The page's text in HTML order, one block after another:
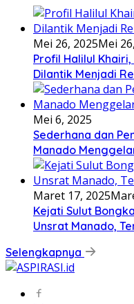
Mei 26, 2025Mei
Profil Halilul Khairi,
Dilantik Menjadi
Mei 6, 2025
Sederhana dan
Manado
Maret 17, 2025
Kejati Sulut
Unsrat Manado,
Selengkapnya